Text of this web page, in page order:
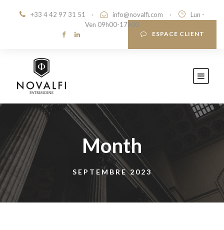
+33 4 42 97 31 51 · info@novalfi.com ·
Lun -
Ven 09h00-17h00
ESPACE CLIENT
Month
SEPTEMBRE 2023